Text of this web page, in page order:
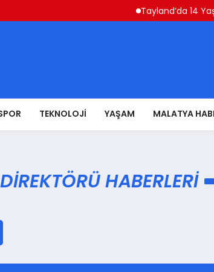
Tayland’da 14
TEKNOLOJI YAŞAM MALATYA
HABERLERI